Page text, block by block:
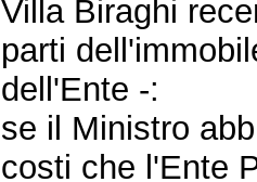
Villa Biraghi
parti
dell'Ente -:
se il Ministro
costi che l'Ente